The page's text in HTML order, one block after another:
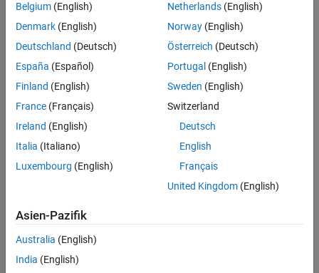
Belgium (English)
Denmark (English)
Deutschland (Deutsch)
España (Español)
Finland (English)
France (Français)
Ireland (English)
Italia (Italiano)
Luxembourg (English)
Netherlands(English)
Norway(English)
Österreich (Deutsch)
Portugal (English)
Sweden (English)
Switzerland
Deutsch
English
Français
United Kingdom(English)
Asien-Pazifik
Australia (English)
India (English)